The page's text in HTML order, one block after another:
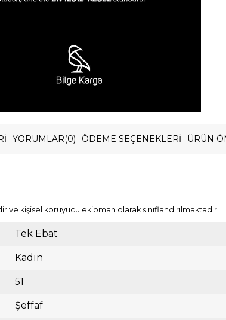
YORUMLAR(0) ÖDEME SEÇENEKLERI ÜRÜN
kişisel koruyucu ekipman olarak sınıflandırılmaktadır.
Tek Ebat
Kadın
51
Şeffaf